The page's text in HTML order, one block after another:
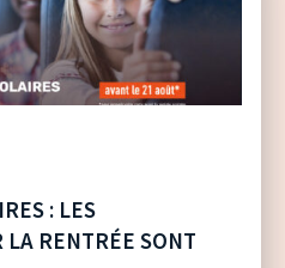
: LES
RENTRÉE SONT